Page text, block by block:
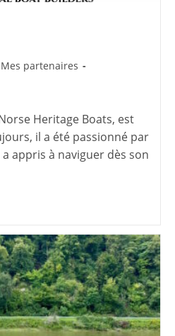
Mes partenaires
Heritage Boats, est
il a été passionné par
appris à naviguer dès son